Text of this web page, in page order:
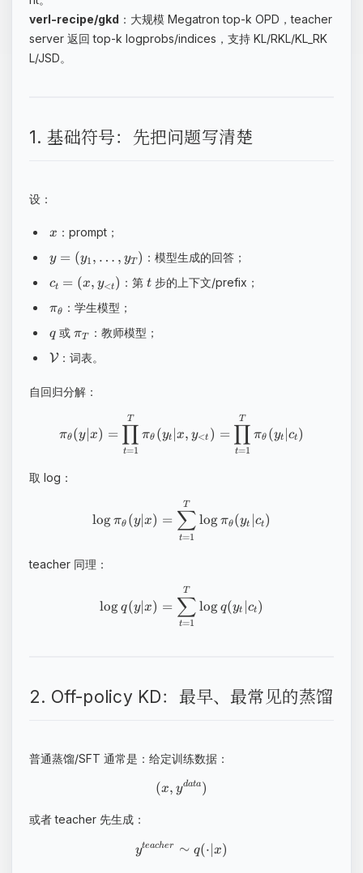
verl-recipe/gkd ：大规模 Megatron top-k OPD，teacher
server 返回 top-k logprobs/indices，支持 KL/RKL/KL_RK
L/JSD。
1. 基础符号：先把问题写清楚
设：
x ：prompt；
y = (y1 , … , yT ) ：模型生成的回答；
ct = (x, y<t ) ：第t 步的上下文/prefix；
πθ ：学生模型；
q 或πT ：教师模型；
V：词表。
自回归分解：
πθ (y∣x) =
t=1
∏
T
πθ (yt ∣x, y<t ) =
t=1
∏
T
πθ (yt ∣ct)
取 log：
log πθ (y∣x) =
t=1
∑
T
log πθ (yt ct)
teacher 同理：
log q(y∣x) =
t=1
∑
T
log q(yt ∣ct)
2. Off-policy KD：最早、最常见的蒸馏
普通蒸馏/SFT 通常是：给定训练数据：
(x, ydata )
或者 teacher 先生成：
yteacher ∼ q(⋅∣x)